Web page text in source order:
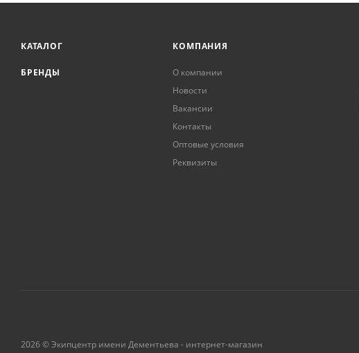
КАТАЛОГ
БРЕНДЫ
КОМПАНИЯ
О компании
Новости
Вакансии
Контакты
Оптовые условия
Реквизиты
2026 © Экипцентр имени Дементьева - интернет-магазин